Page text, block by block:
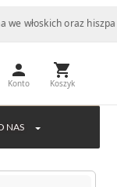
oraz hiszpańskich
Konto Koszyk
NAS